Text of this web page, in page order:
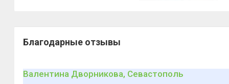
Благодарные отзывы
Валентина Дворникова, Севастополь